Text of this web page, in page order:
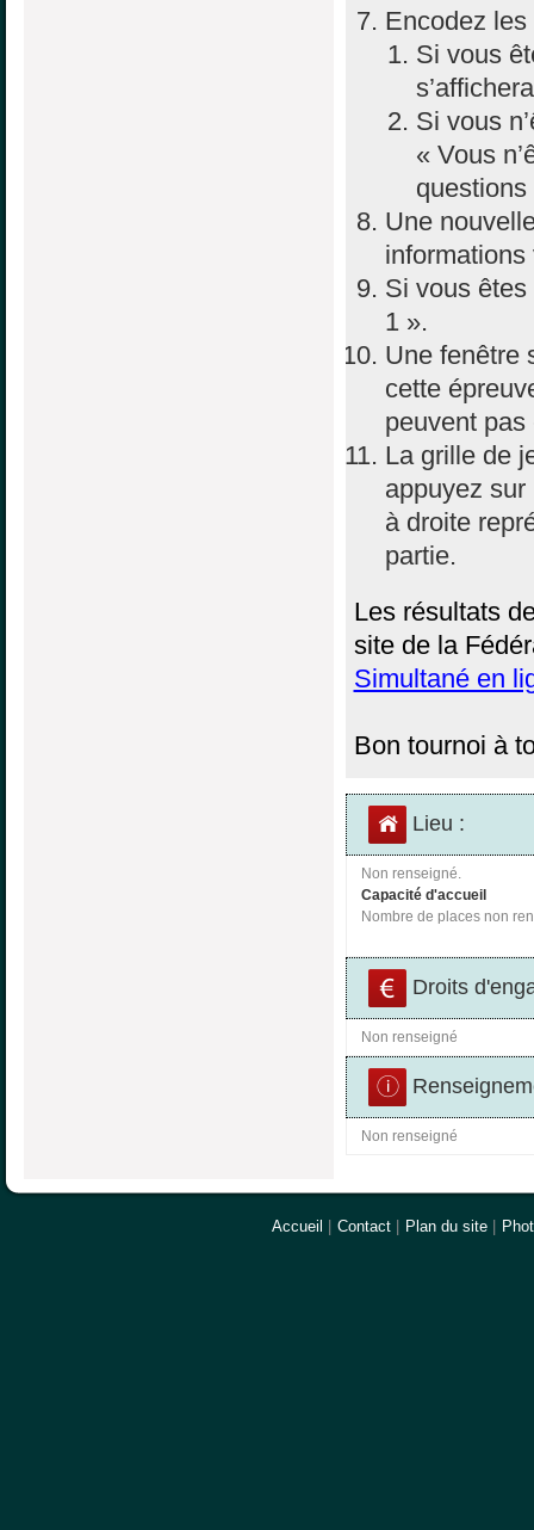
Encodez
Si vous
Si vous
« Vous
Une
Si vous
1 ».
Une fenêtre
cette
peuvent
La grille de
appuyez
à droite
partie.
Les résultats
site de la
Simultané en
Bon tournoi à
Lieu :
Non renseigné.
Capacité d'accueil
Nombre de places non
Droits
Non renseigné
Non renseigné
Accueil Contact Plan du site